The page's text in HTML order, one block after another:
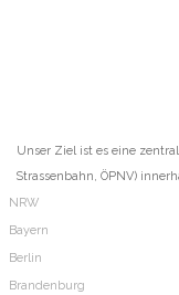
Unser Ziel ist es eine
Strassenbahn, ÖPNV)
NRW
Bayern
Berlin
Brandenburg